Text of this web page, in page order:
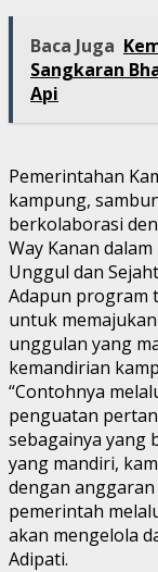
Baca Juga
Sangkaran
Api
Pemerintahan
kampung,
berkolaborasi
Way Kanan
Unggul dan
Adapun program
untuk
unggulan yang
kemandirian
“Contohnya
penguatan
sebagainya yang
yang mandiri,
dengan
pemerintah
akan mengelola
Adipati.